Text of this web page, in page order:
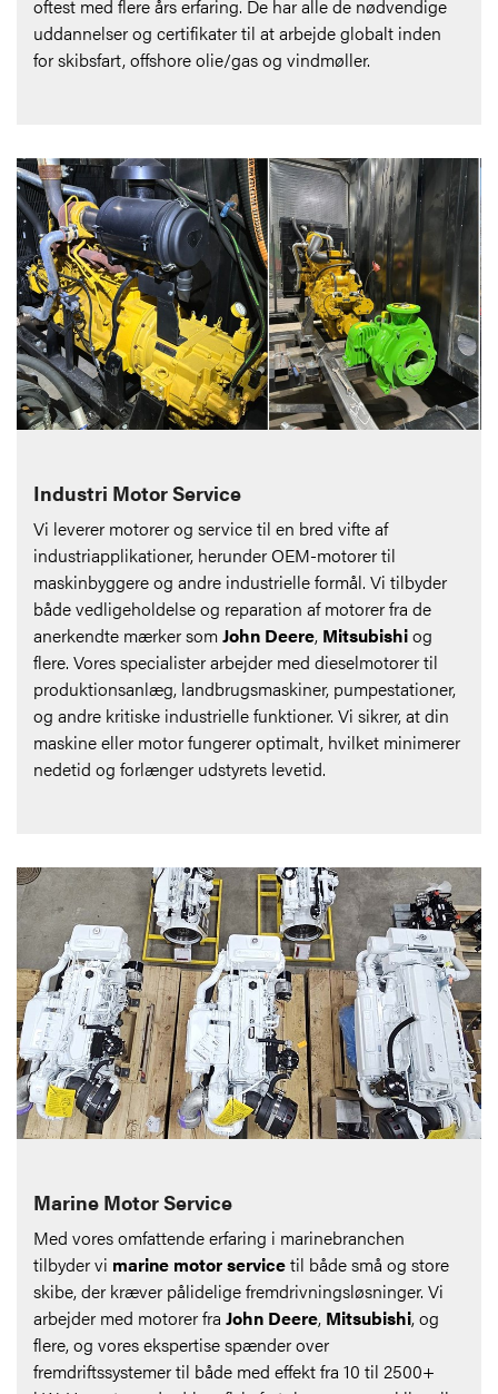
oftest med flere års erfaring. De har alle de nødvendige
uddannelser og certifikater til at arbejde globalt inden
for skibsfart, offshore olie/gas og vindmøller.
Industri Motor Service
Vi leverer motorer og service til en bred vifte af
industriapplikationer, herunder OEM-motorer til
maskinbyggere og andre industrielle formål. Vi tilbyder
både vedligeholdelse og reparation af motorer fra de
anerkendte mærker somJohn Deere, Mitsubishiog
flere. Vores specialister arbejder med dieselmotorer til
produktionsanlæg, landbrugsmaskiner, pumpestationer,
og andre kritiske industrielle funktioner. Vi sikrer, at din
maskine eller motor fungerer optimalt, hvilket minimerer
nedetid og forlænger udstyrets levetid.
Marine Motor Service
Med vores omfattende erfaring i marinebranchen
tilbyder vi marine motor servicetil både små og store
skibe, der kræver pålidelige fremdrivningsløsninger. Vi
arbejder med motorer fra John Deere, Mitsubishi, og
flere, og vores ekspertise spænder over
fremdriftssystemer til både med effekt fra 10 til 2500+